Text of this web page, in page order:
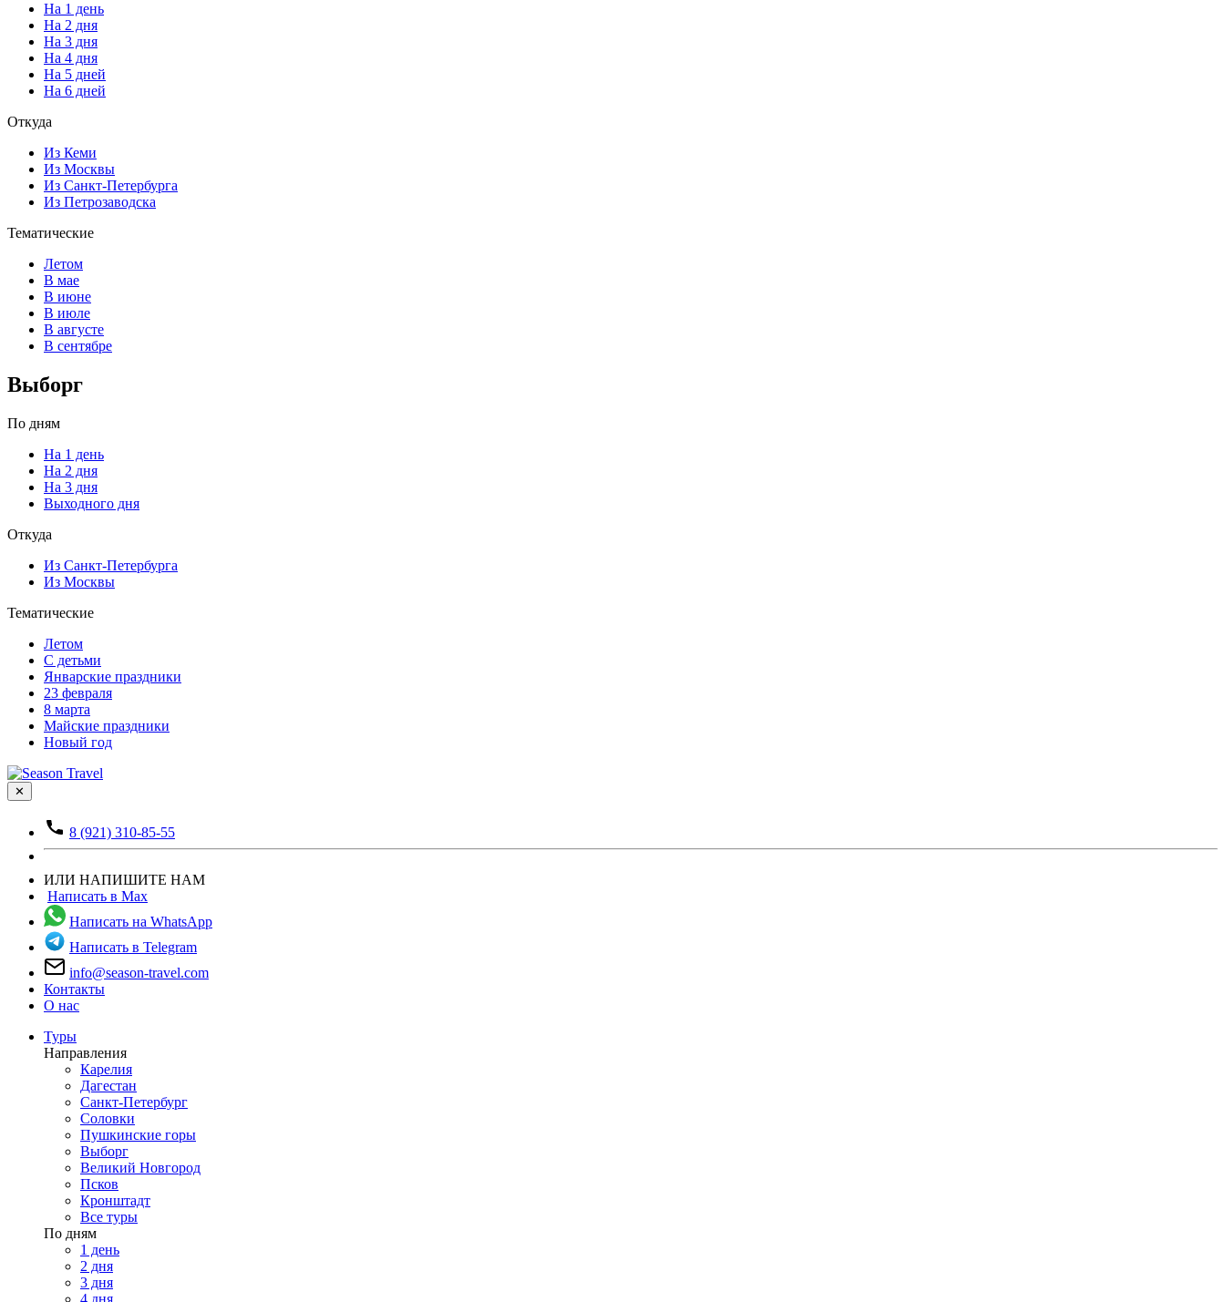
На 1 день
На 2 дня
На 3 дня
На 4 дня
На 5 дней
На 6 дней
Откуда
Из Кеми
Из Москвы
Из Санкт-Петербурга
Из Петрозаводска
Тематические
Летом
В мае
В июне
В июле
В августе
В сентябре
Выборг
По дням
На 1 день
На 2 дня
На 3 дня
Выходного дня
Откуда
Из Санкт-Петербурга
Из Москвы
Тематические
Летом
С детьми
Январские праздники
23 февраля
8 марта
Майские праздники
Новый год
✕
8 (921) 310-85-55
ИЛИ НАПИШИТЕ НАМ
Написать в Max
Написать на WhatsApp
Написать в Telegram
info@season-travel.com
Контакты
О нас
Туры
Направления
Карелия
Дагестан
Санкт-Петербург
Соловки
Пушкинские горы
Выборг
Великий Новгород
Псков
Кронштадт
Все туры
По дням
1 день
2 дня
3 дня